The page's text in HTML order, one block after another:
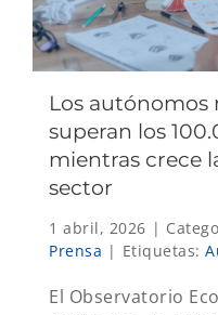
Los autónomos
superan los
mientras crece
sector
1 abril, 2026 |
Prensa | Etiquetas:
El Observatorio